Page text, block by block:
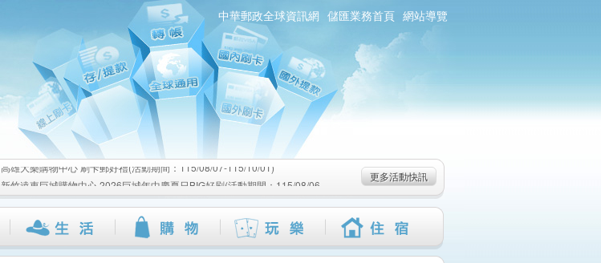
中華郵政全球資訊網 儲匯業務首頁 網站導覽
高雄大樂購物中心 刷卡郵好禮(活動期間：115/08/07-115/10/01)
新竹遠東巨城購物中心 2026巨城年中慶夏日BIG好刷(活動期間：115/08/06-
115/08/26)
臺北三創生活 有點東西第2波 刷卡郵好禮(活動期間：115/08/06-115/09/02)
高雄大樂購物中心 刷卡郵好禮(活動期間：115/08/07-115/10/01)
新竹遠東巨城購物中心 2026巨城年中慶夏日BIG好刷(活動期間：115/08/06-
115/08/26)
臺北三創生活 有點東西第2波 刷卡郵好禮(活動期間：115/08/06-115/09/02)
更多活動快訊